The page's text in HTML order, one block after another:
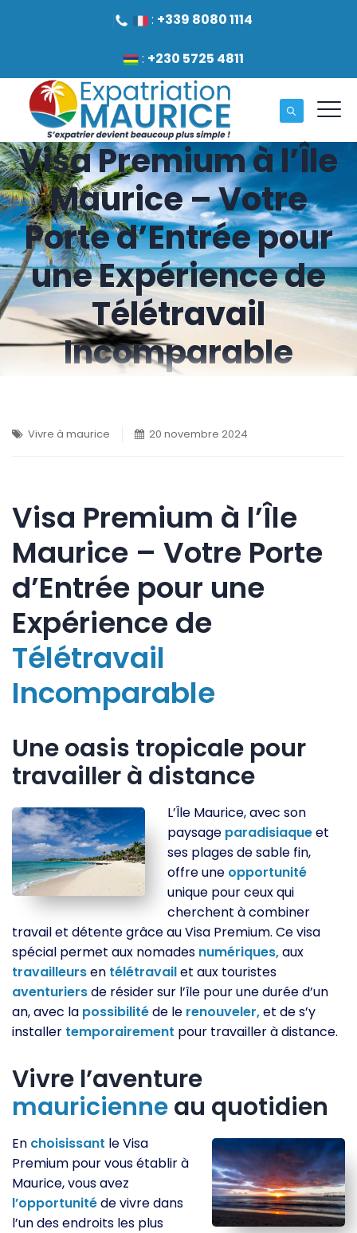
: +339 8080 1114
: +230 5725 4811
Visa Premium à l’Île
Maurice – Votre
Porte d’Entrée pour
une Expérience de
Télétravail
Incomparable
Vivre à maurice 20 novembre 2024
Visa Premium à l’Île
Maurice – Votre Porte
d’Entrée pour une
Expérience de
Télétravail
Incomparable
Une oasis tropicale pour
travailler à distance
L’Île Maurice, avec son
paysage paradisiaqueet
ses plages de sable fin,
offre une opportunité
unique pour ceux qui
cherchent à combiner
travail et détente grâce au Visa Premium. Ce visa
spécial permet aux nomades numériques,aux
travailleursen télétravailet aux touristes
aventuriersde résider sur l’île pour une durée d’un
an, avec la possibilitéde le renouveler,et de s’y
installer temporairement pour travailler à distance.
Vivre l’aventure
mauricienneau quotidien
En choisissant le Visa
Premium pour vous établir à
Maurice, vous avez
l’opportunitéde vivre dans
l’un des endroits les plus